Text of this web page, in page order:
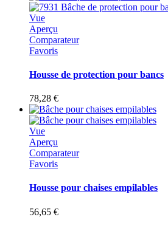
Vue
Aperçu
Comparateur
Favoris
Housse de protection pour bancs
78,28 €
Vue
Aperçu
Comparateur
Favoris
Housse pour chaises empilables
56,65 €